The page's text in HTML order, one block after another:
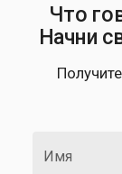
Что
Начни
Имя